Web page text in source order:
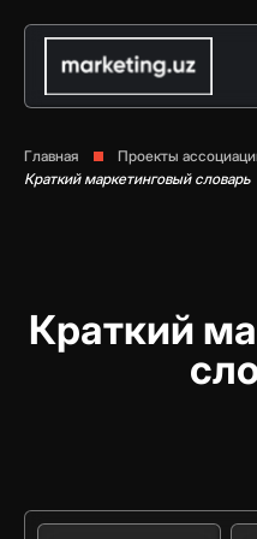
Главная
Проекты
Краткий маркетинговый словарь
Краткий